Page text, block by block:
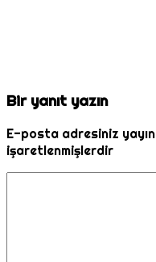
Bir yanıt yazın
E-posta adresiniz
işaretlenmişlerdir